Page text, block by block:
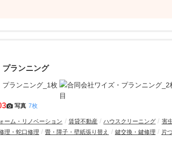
プランニング
写真 7枚
ーム・リノベーション 賃貸不動産 ハウスクリーニング
害
理・蛇口修理
畳・障子・壁紙張り替え 鍵交換・鍵修理 片